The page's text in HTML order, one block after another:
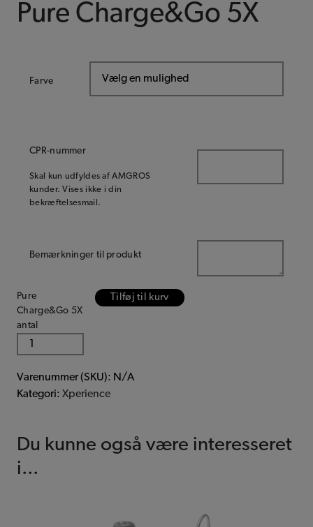
Pure Charge&Go 5X
Farve
CPR-nummer
Skal kun udfyldes af AMGROS
kunder. Vises ikke i din
bekræftelsesmail.
Bemærkninger til produkt
Pure
Charge&Go 5X
antal
Tilføj til kurv
Varenummer (SKU): N/A
Kategori: Xperience
Du kunne også være interesseret
i...